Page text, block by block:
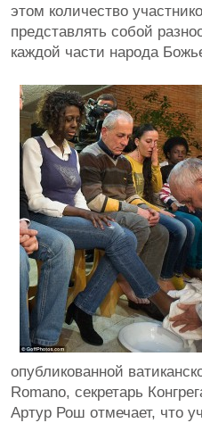
этом количество
представлять собой
каждой части народа
опубликованной
Romano, секретарь
Артур Рош отмечает, что